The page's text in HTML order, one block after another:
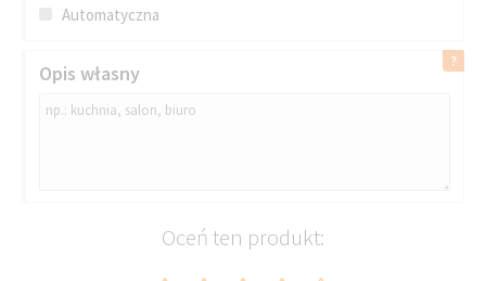
Automatyczna
Opis własny
Oceń ten produkt: